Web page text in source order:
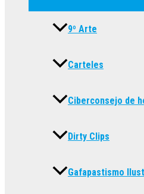
9º Arte
Carteles
Ciberconsejo de
Dirty Clips
Gafapastismo